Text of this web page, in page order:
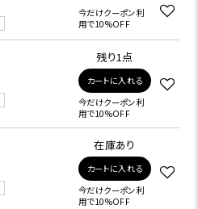
今だけクーポン利
用で10%OFF
残り1点
カートに入れる
今だけクーポン利
用で10%OFF
在庫あり
カートに入れる
今だけクーポン利
用で10%OFF